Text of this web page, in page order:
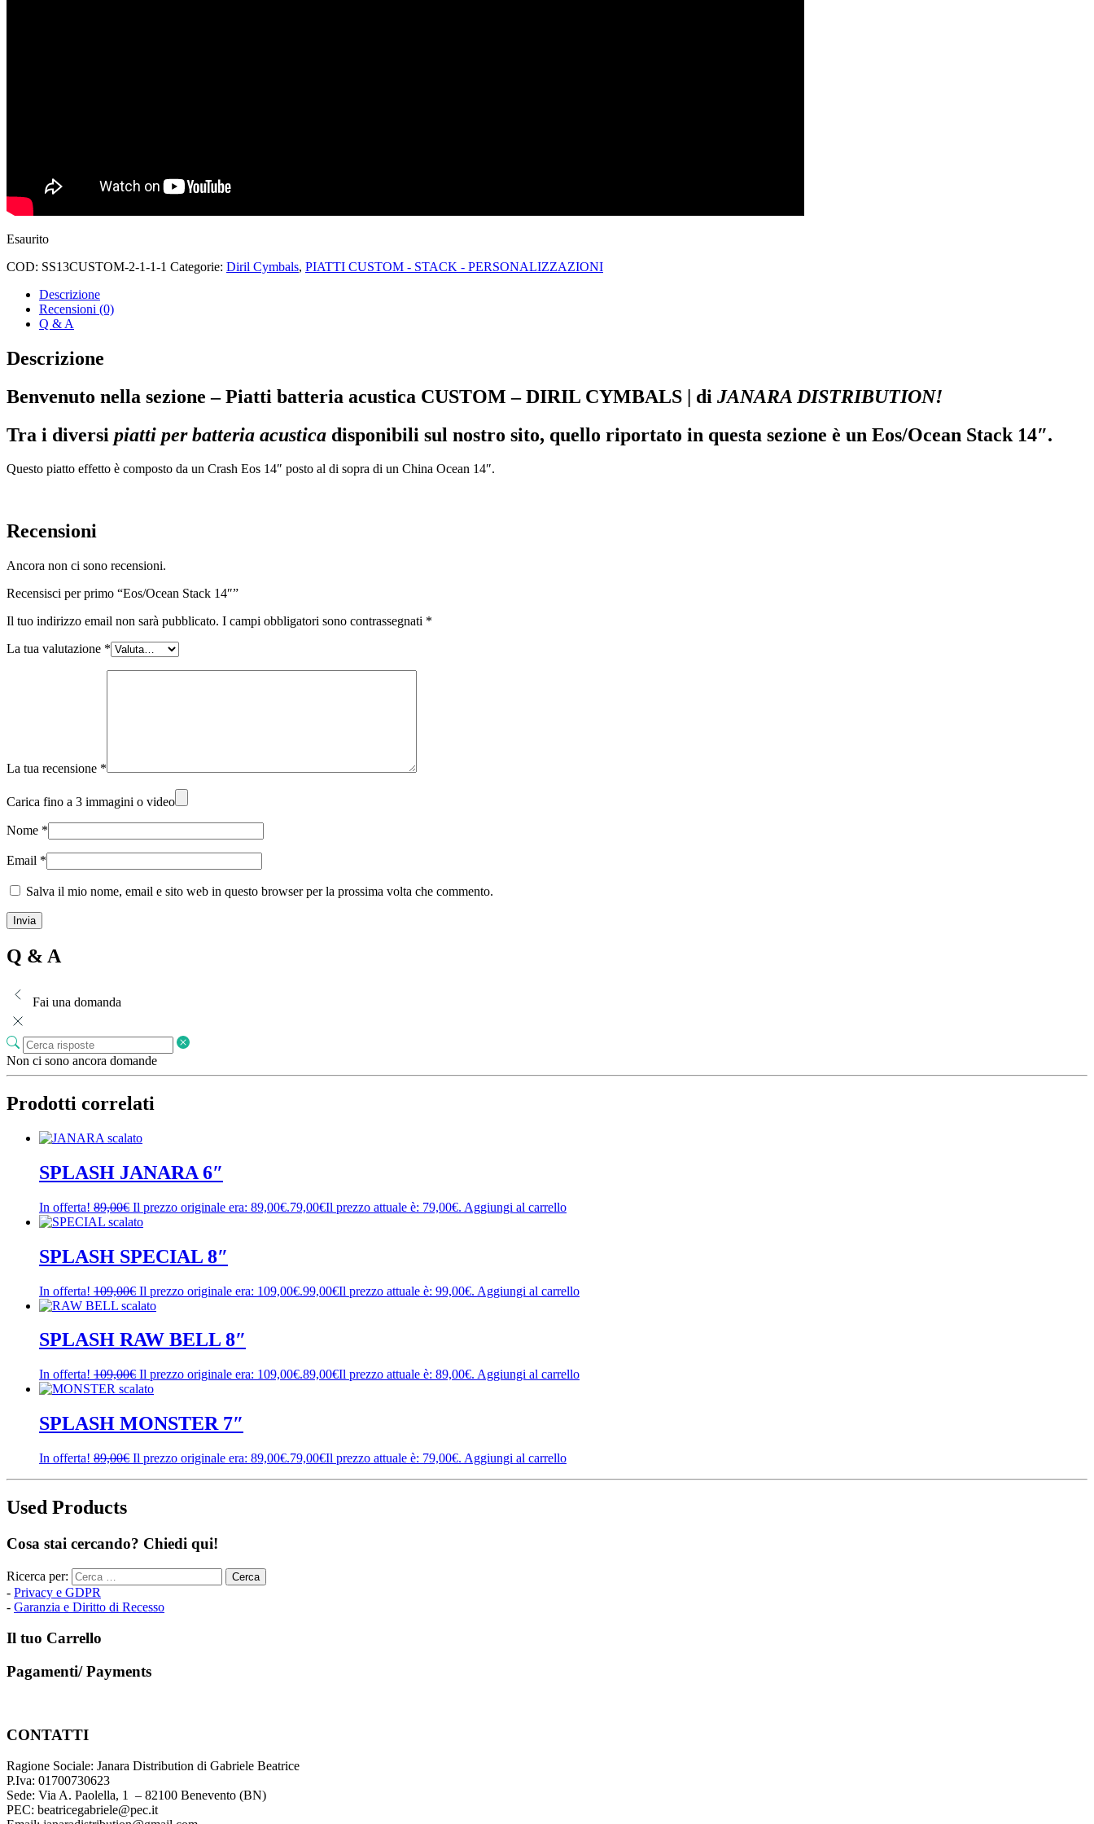
Esaurito
COD: SS13CUSTOM-2-1-1-1 Categorie: Diril Cymbals, PIATTI CUSTOM - STACK - PERSONALIZZAZIONI
Descrizione
Recensioni (0)
Q & A
Descrizione
Benvenuto nella sezione – Piatti batteria acustica CUSTOM – DIRIL CYMBALS | di JANARA DISTRIBUTION!
Tra i diversi piatti per batteria acustica disponibili sul nostro sito, quello riportato in questa sezione è un Eos/Ocean Stack 14″.
Questo piatto effetto è composto da un Crash Eos 14″ posto al di sopra di un China Ocean 14″.
Recensioni
Ancora non ci sono recensioni.
Recensisci per primo “Eos/Ocean Stack 14″”
Il tuo indirizzo email non sarà pubblicato. I campi obbligatori sono contrassegnati *
La tua valutazione *
La tua recensione *
Carica fino a 3 immagini o video
Nome *
Email *
Salva il mio nome, email e sito web in questo browser per la prossima volta che commento.
Q & A
Fai una domanda
Non ci sono ancora domande
Prodotti correlati
SPLASH JANARA 6″
In offerta! 89,00€ Il prezzo originale era: 89,00€.79,00€Il prezzo attuale è: 79,00€. Aggiungi al carrello
SPLASH SPECIAL 8″
In offerta! 109,00€ Il prezzo originale era: 109,00€.99,00€Il prezzo attuale è: 99,00€. Aggiungi al carrello
SPLASH RAW BELL 8″
In offerta! 109,00€ Il prezzo originale era: 109,00€.89,00€Il prezzo attuale è: 89,00€. Aggiungi al carrello
SPLASH MONSTER 7″
In offerta! 89,00€ Il prezzo originale era: 89,00€.79,00€Il prezzo attuale è: 79,00€. Aggiungi al carrello
Used Products
Cosa stai cercando? Chiedi qui!
Ricerca per:
- Privacy e GDPR
- Garanzia e Diritto di Recesso
Il tuo Carrello
Pagamenti/ Payments
CONTATTI
Ragione Sociale: Janara Distribution di Gabriele Beatrice
P.Iva: 01700730623
Sede: Via A. Paolella, 1 – 82100 Benevento (BN)
PEC: beatricegabriele@pec.it